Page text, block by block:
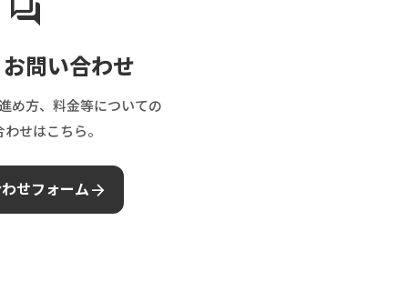
forum
問い合わせ
め方、料金等についての
せはこちら。
せフォームarrow_forward